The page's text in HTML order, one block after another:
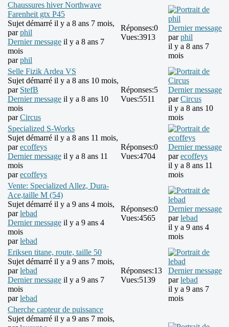
Chaussures hiver Northwave
Farenheit gtx P45
Sujet démarré il y a 8 ans 7 mois,
parphil
Dernier message il y a 8 ans 7
mois
parphil
Réponses:0
Vues:3913
Dernier message
parphil
il y a 8 ans 7
mois
Selle Fizik Ardea VS
Sujet démarré il y a 8 ans 10 mois,
par StefB
Dernier message il y a 8 ans 10
mois
parCircus
Réponses:5
Vues:5511
Dernier message
parCircus
il y a 8 ans 10
mois
Specialized S-Works
Sujet démarré il y a 8 ans 11 mois,
parecoffeys
Dernier message il y a 8 ans 11
mois
parecoffeys
Réponses:0
Vues:4704
Dernier message
parecoffeys
il y a 8 ans 11
mois
Vente: Specialized Allez, Dura-
Ace,taille M (54)
Sujet démarré il y a 9 ans 4 mois,
parlebad
Dernier message il y a 9 ans 4
mois
parlebad
Réponses:0
Vues:4565
Dernier message
parlebad
il y a 9 ans 4
mois
Eriksen titane, route, taille 50
Sujet démarré il y a 9 ans 7 mois,
parlebad
Dernier message il y a 9 ans 7
mois
parlebad
Réponses:13
Vues:5139
Dernier message
parlebad
il y a 9 ans 7
mois
Cherche capteur de puissance
Sujet démarré il y a 9 ans 7 mois,